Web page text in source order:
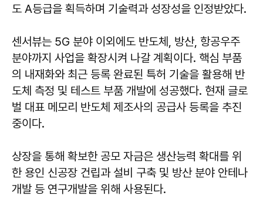
도 A등급을 획득하며 기술력과 성장성을 인정받았다.
센서뷰는 5G 분야 이외에도 반도체, 방산, 항공우주
분야까지 사업을 확장시켜 나갈 계획이다. 핵심 부품
의 내재화와 최근 등록 완료된 특허 기술을 활용해 반
도체 측정 및 테스트 부품 개발에 성공했다. 현재 글로
벌 대표 메모리 반도체 제조사의 공급사 등록을 추진
중이다.
상장을 통해 확보한 공모 자금은 생산능력 확대를 위
한 용인 신공장 건립과 설비 구축 및 방산 분야 안테나
개발 등 연구개발을 위해 사용된다.